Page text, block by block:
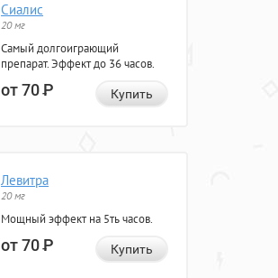
Сиалис
20 мг
Самый долгоиграющий
препарат. Эффект до 36 часов.
от 70Р Купить
Левитра
20 мг
Мощный эффект на 5ть часов.
от 70Р Купить